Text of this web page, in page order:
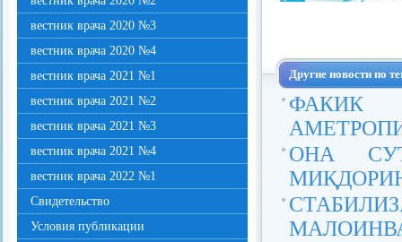
Другие новости по
ФАКИК
ОНА
вестник врача 2020 №3
вестник врача 2020 №4
вестник врача 2021 №1
вестник врача 2021 №2
вестник врача 2021 №3
вестник врача 2021 №4
вестник врача 2022 №1
Свидетельство
Условия публикации